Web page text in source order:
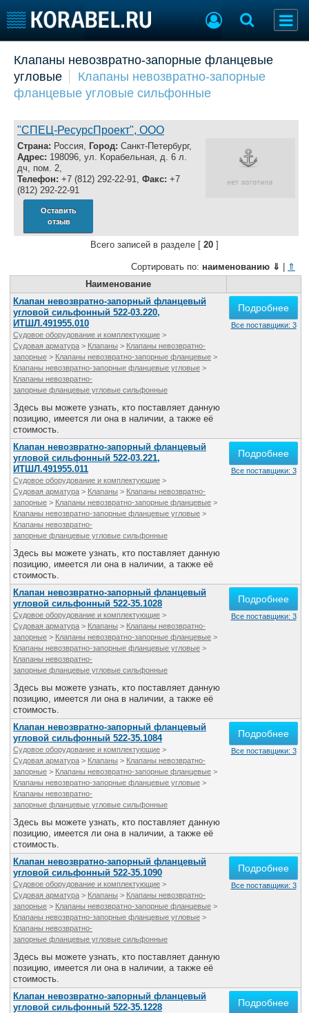
Судостроение
Пульс
Компании
Репутация
Работа
Крюинг
Журнал
Реклама
Торговая площадка
Доска объявлений
Оборудование
Изделия
Материалы
Услуги
Выставки и семинары
Словарь
Флот
Галерея флота
Отзывы
Клапаны невозвратно-запорные фланцевые
угловые
Клапаны невозвратно-запорные
фланцевые угловые сильфонные
"СПЕЦ-РесурсПроект", ООО
Страна: Россия, Город: Санкт-Петербург,
Адрес: 198096, ул. Корабельная, д. 6 л.
дч, пом. 2,
Телефон: +7 (812) 292-22-91, Факс: +7
(812) 292-22-91
Оставить
отзыв
Всего записей в разделе [ 20 ]
Сортировать по: наименованию ⇓
⇑
Наименование
Клапан невозвратно-запорный фланцевый
угловой сильфонный 522-03.220,
ИТШЛ.491955.010
Судовое оборудование и комплектующие >
Судовая арматура > Клапаны > Клапаны невозвратно-
запорные > Клапаны невозвратно-запорные фланцевые >
Клапаны невозвратно-запорные фланцевые угловые >
Клапаны невозвратно-
запорные фланцевые угловые сильфонные
Здесь вы можете узнать, кто поставляет данную
позицию, имеется ли она в наличии, а также её
стоимость.
Подробнее
Все поставщики: 3
Клапан невозвратно-запорный фланцевый
угловой сильфонный 522-03.221,
ИТШЛ.491955.011
Судовое оборудование и комплектующие >
Судовая арматура > Клапаны > Клапаны невозвратно-
запорные > Клапаны невозвратно-запорные фланцевые >
Клапаны невозвратно-запорные фланцевые угловые >
Клапаны невозвратно-
запорные фланцевые угловые сильфонные
Здесь вы можете узнать, кто поставляет данную
позицию, имеется ли она в наличии, а также её
стоимость.
Подробнее
Все поставщики: 3
Клапан невозвратно-запорный фланцевый
угловой сильфонный 522-35.1028
Судовое оборудование и комплектующие >
Судовая арматура > Клапаны > Клапаны невозвратно-
запорные > Клапаны невозвратно-запорные фланцевые >
Клапаны невозвратно-запорные фланцевые угловые >
Клапаны невозвратно-
запорные фланцевые угловые сильфонные
Здесь вы можете узнать, кто поставляет данную
позицию, имеется ли она в наличии, а также её
стоимость.
Подробнее
Все поставщики: 3
Клапан невозвратно-запорный фланцевый
угловой сильфонный 522-35.1084
Судовое оборудование и комплектующие >
Судовая арматура > Клапаны > Клапаны невозвратно-
запорные > Клапаны невозвратно-запорные фланцевые >
Клапаны невозвратно-запорные фланцевые угловые >
Клапаны невозвратно-
запорные фланцевые угловые сильфонные
Здесь вы можете узнать, кто поставляет данную
позицию, имеется ли она в наличии, а также её
стоимость.
Подробнее
Все поставщики: 3
Клапан невозвратно-запорный фланцевый
угловой сильфонный 522-35.1090
Судовое оборудование и комплектующие >
Судовая арматура > Клапаны > Клапаны невозвратно-
запорные > Клапаны невозвратно-запорные фланцевые >
Клапаны невозвратно-запорные фланцевые угловые >
Клапаны невозвратно-
запорные фланцевые угловые сильфонные
Здесь вы можете узнать, кто поставляет данную
позицию, имеется ли она в наличии, а также её
стоимость.
Подробнее
Все поставщики: 3
Клапан невозвратно-запорный фланцевый
угловой сильфонный 522-35.1228
Подробнее